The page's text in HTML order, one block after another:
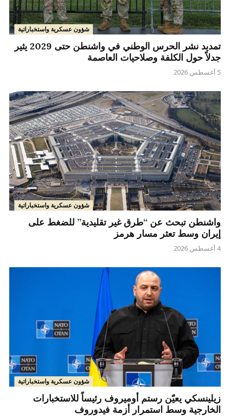
شؤون عسكرية واستخباراتية
تمديد نشر الحرس الوطني في واشنطن حتى 2029 يثير
جدلاً حول الكلفة وصلاحيات العاصمة
5 أغسطس 2026
شؤون عسكرية واستخباراتية
واشنطن تبحث عن “طرق غير تقليدية” للضغط على
إيران وسط تعثر مسار هرمز
4 أغسطس 2026
شؤون عسكرية واستخباراتية
زيلينسكي يعيّن رستم أوميروف رئيساً للاستخبارات
الخارجية وسط استمرار أزمة فيدوروف